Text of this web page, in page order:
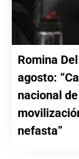
Romina
agosto:
nacional
nefasta”